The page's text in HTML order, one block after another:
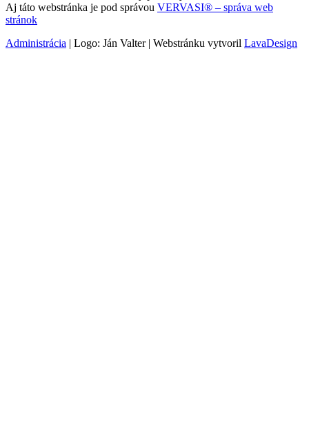
Aj táto webstránka je pod správou VERVASI® – správa web
stránok
Administrácia | Logo: Ján Valter | Webstránku vytvoril LavaDesign